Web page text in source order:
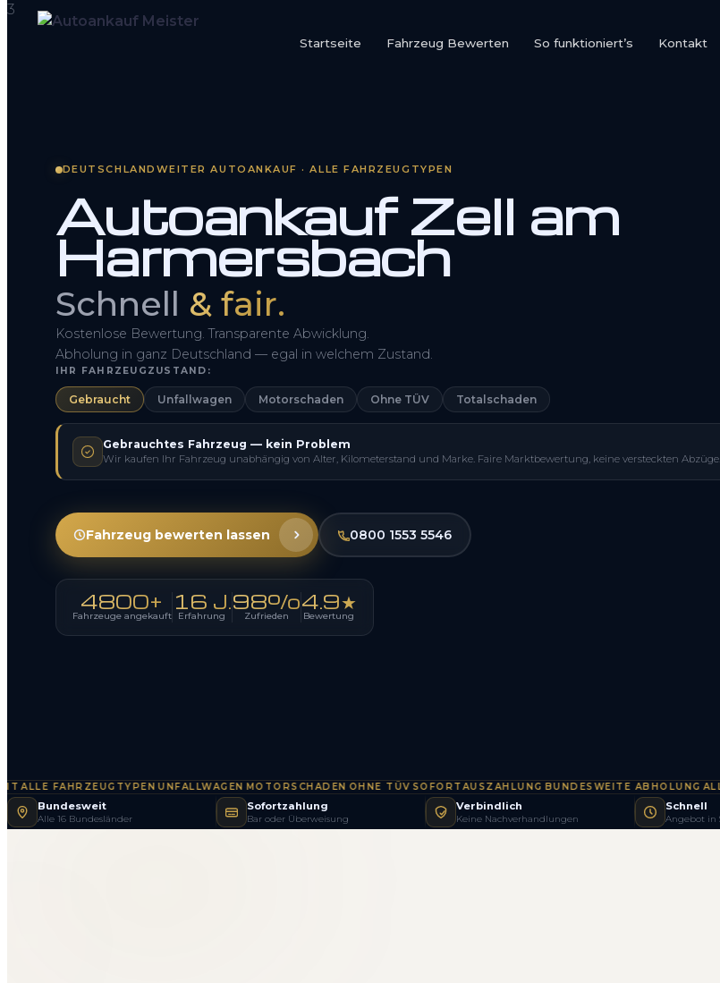
Startseite Fahrzeug Bewerten So funktioniert’s Kontakt
Kontakt
DEUTSCHLANDWEITER AUTOANKAUF · ALLE FAHRZEUGTYPEN
Autoankauf Zell am
Harmersbach
Schnell & fair.
Kostenlose Bewertung. Transparente Abwicklung.
Abholung in ganz Deutschland — egal in welchem Zustand.
IHR FAHRZEUGZUSTAND:
Gebraucht Unfallwagen Motorschaden Ohne TÜV Totalschaden
Gebrauchtes Fahrzeug — kein Problem
Wir kaufen Ihr Fahrzeug unabhängig von Alter, Kilometerstand und Marke. Faire Marktbewertung, keine versteckten Abzüge.
Fahrzeug bewerten lassen 0800 1553 5546
4800+
Fahrzeuge angekauft
16 J.
Erfahrung
98%
Zufrieden
4.9★
Bewertung
FAHRZEUGTYPEN·UNFALLWAGEN·MOTORSCHADENOHNE TÜV·SOFORTAUSZAHLUNGBUNDESWEITE ABHOLUNG· ALLE
Bundesweit
Alle 16 Bundesländer
Sofortzahlung
Bar oder Überweisung
Verbindlich
Keine Nachverhandlungen
Schnell
Angebot in